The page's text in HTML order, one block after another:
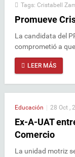
Tags: Cristabell
Promueve
La candidata del
comprometió a
LEER MÁS
Educación | 28 Oct ,
Ex-A-UAT
Comercio
La unidad motriz